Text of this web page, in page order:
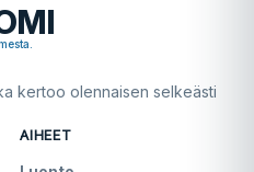
kertoo olennaisen selkeästi
AIHEET